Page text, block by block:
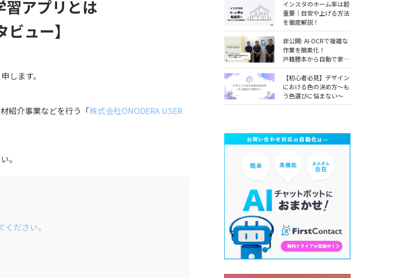
アプリとは
ュー】
します。
紹介事業などを行う「株式会社ONODERA USER
。
ださい。
インスタのホーム率は超
重要｜目安や上げる方法
を徹底解説！
非公開: AI-OCRで複雑な
作業を簡素化！
戸籍謄本から自動で家系
図を作成する「らくらく
相続図」とは？
【COLORS社インタビュ
ー】
【初心者必見】デザイン
における色の決め方～も
う色選びに悩まない～